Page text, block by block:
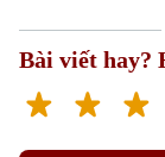
Bài viết hay?